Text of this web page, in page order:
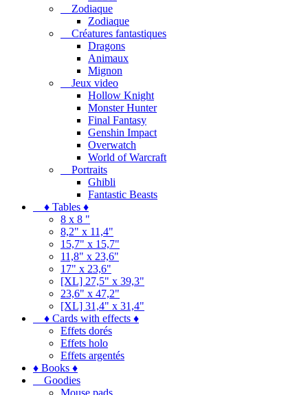
Zodiaque
Zodiaque
Créatures fantastiques
Dragons
Animaux
Mignon
Jeux video
Hollow Knight
Monster Hunter
Final Fantasy
Genshin Impact
Overwatch
World of Warcraft
Portraits
Ghibli
Fantastic Beasts
♦ Tables ♦
8 x 8 "
8,2" x 11,4"
15,7" x 15,7"
11,8" x 23,6"
17" x 23,6"
[XL] 27,5" x 39,3"
23,6" x 47,2"
[XL] 31,4" x 31,4"
♦ Cards with effects ♦
Effets dorés
Effets holo
Effets argentés
♦ Books ♦
Goodies
Mouse pads